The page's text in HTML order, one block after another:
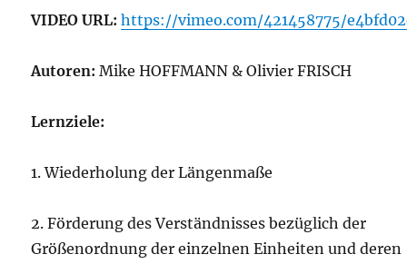
VIDEO URL:https://vimeo.com/421458775/
Autoren: Mike HOFFMANN & Olivier FRISCH
Lernziele:
1. Wiederholung der Längenmaße
2. Förderung des Verständnisses bezüglich der
Größenordnung der einzelnen Einheiten und deren